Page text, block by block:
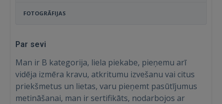
FOTOGRĀFIJAS
Par sevi
Man ir B kategorija, liela piekabe, pieņemu arī
vidēja izmēra kravu, atkritumu izvešanu vai citus
priekšmetus un lietas, varu pieņemt pasūtījumus
metināšanai, man ir sertifikāts, nodarbojos ar